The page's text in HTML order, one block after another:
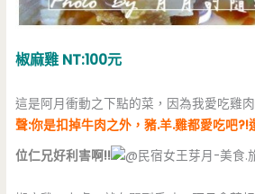
椒麻雞 NT:100元
這是阿月衝動之下點的菜，因為我愛吃雞
聲:你是扣掉牛肉之外，豬.羊.雞都愛吃吧
位仁兄好利害啊!!